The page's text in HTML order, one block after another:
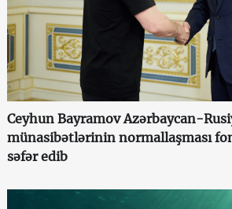
Ceyhun Bayramov Azərbaycan-
münasibətlərinin normallaşması
səfər edib